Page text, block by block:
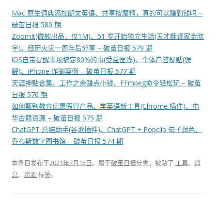
Mac 原生词典添加朗文英语、共享按摩椅，真的可以赚到钱吗 –
破茧日报 580 期
ZoomIt(微软出品，仅1M)、51 岁开始独立生活(天才翻译家金晓
宇)、经历火灾一周年后分享 – 破茧日报 579 期
iOS自带提醒事项搞定80%的事(受益匪浅)、个体户答疑贴(误
解)、iPhone 诈骗案例 – 破茧日报 577 期
天涯神贴合集、工作之余赚点小钱、FFmpeg命令轻松玩 – 破茧
日报 576 期
如何甄别教育优惠假冒产品、学英语新工具(Chrome 插件)、中
华古籍资源 – 破茧日报 575 期
ChatGPT 总结助手(谷歌插件)、ChatGPT + Popclip 句子润色、
乔布斯数字图书馆 – 破茧日报 574 期
本条目发布于2021年7月15日。属于破茧日报分类，被贴了 工具、 消
息、 资源标签。